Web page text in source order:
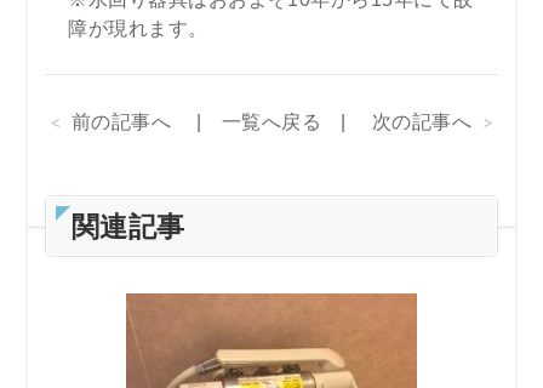
障が現れます。
前の記事へ 一覧へ戻る 次の記事へ
関連記事